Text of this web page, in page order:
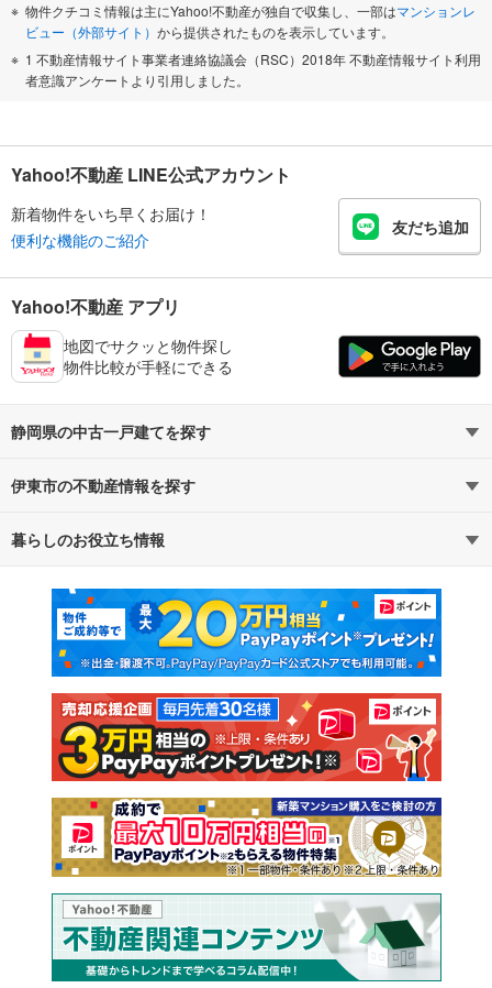
物件クチコミ情報は主にYahoo!不動産が独自で収集し、一部はマンションレ
ビュー（外部サイト） から提供されたものを表示しています。
1 不動産情報サイト事業者連絡協議会（RSC）2018年 不動産情報サイト利用
者意識アンケートより引用しました。
Yahoo!不動産 LINE公式アカウント
新着物件をいち早くお届け！
便利な機能のご紹介
友だち追加
Yahoo!不動産 アプリ
地図でサクッと物件探し
物件比較が手軽にできる
静岡県の中古一戸建てを探す
路線・駅から探す
通勤・通学時間から探す
伊東市の不動産情報を探す
不動産・住宅
新築マンション 中古マンション
新築一戸建て 中古一戸建て
注文住宅 土地
売却査定
暮らしのお役立ち情報
マンションカタログ 教えて！住まいの先生